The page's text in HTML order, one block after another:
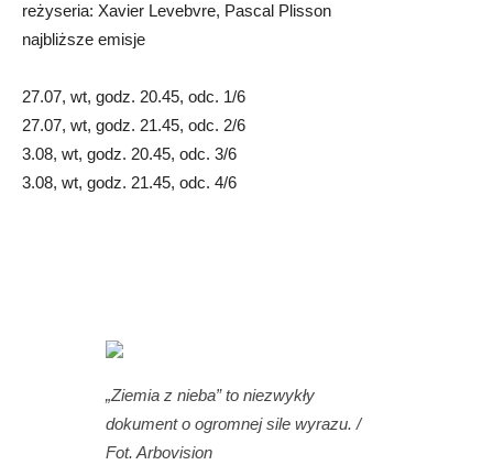
reżyseria: Xavier Levebvre, Pascal Plisson
najbliższe emisje
27.07, wt, godz. 20.45, odc. 1/6
27.07, wt, godz. 21.45, odc. 2/6
3.08, wt, godz. 20.45, odc. 3/6
3.08, wt, godz. 21.45, odc. 4/6
„Ziemia z nieba” to niezwykły
dokument o ogromnej sile wyrazu. /
Fot. Arbovision